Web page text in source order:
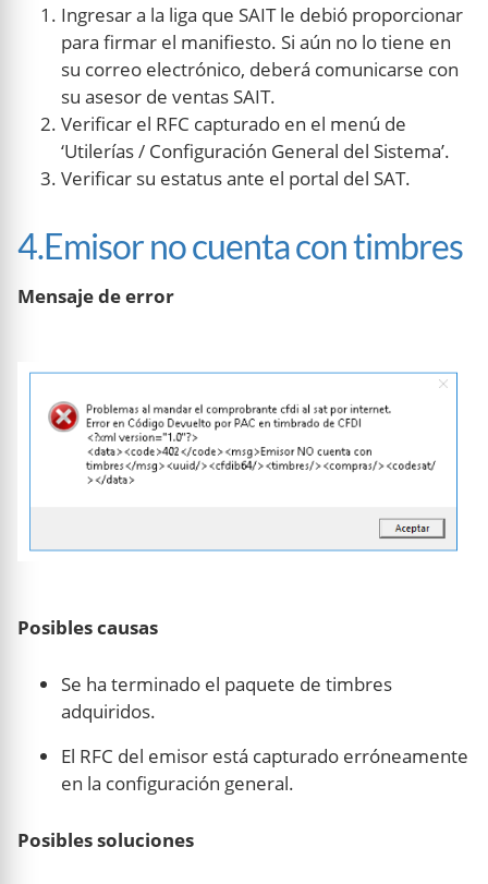
Ingresar a la liga que SAIT le debió proporcionar
para firmar el manifiesto. Si aún no lo tiene en
su correo electrónico, deberá comunicarse con
su asesor de ventas SAIT.
Verificar el RFC capturado en el menú de
‘Utilerías / Configuración General del Sistema’.
Verificar su estatus ante el portal del SAT.
4.Emisor no cuenta con timbres
Mensaje de error
Posibles causas
Se ha terminado el paquete de timbres
adquiridos.
El RFC del emisor está capturado erróneamente
en la configuración general.
Posibles soluciones